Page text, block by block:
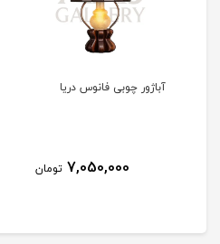
آباژور چوبی فانوس دریا
7,050,000 تومان